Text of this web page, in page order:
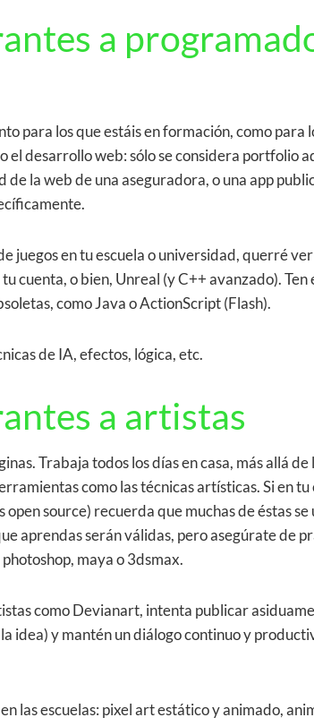
a
para los que estáis en formación, como para
el desarrollo web: sólo se considera portfolio
de la web de una aseguradora, o una app
juegos en tu escuela o universidad, querré
cuenta, o bien, Unreal (y C++ avanzado). Ten
como Java o ActionScript (Flash).
de IA, efectos, lógica, etc.
a artistas
Trabaja todos los días en casa, más allá de
como las técnicas artísticas. Si en tu
source) recuerda que muchas de éstas se
aprendas serán válidas, pero asegúrate de
maya o 3dsmax.
como Devianart, intenta publicar
idea) y mantén un diálogo continuo y
las escuelas: pixel art estático y animado,